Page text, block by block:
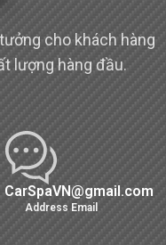
cho khách hàng
lượng hàng đầu.
CarSpaVN@gmail.com
Address Email